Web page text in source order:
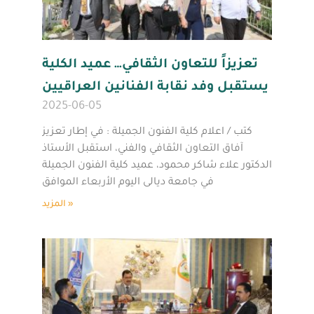
تعزيزاً للتعاون الثقافي… عميد الكلية
يستقبل وفد نقابة الفنانين العراقيين
2025-06-05
كتب / اعلام كلية الفنون الجميلة : في إطار تعزيز
آفاق التعاون الثقافي والفني، استقبل الأستاذ
الدكتور علاء شاكر محمود، عميد كلية الفنون الجميلة
في جامعة ديالى اليوم الأربعاء الموافق
المزيد »